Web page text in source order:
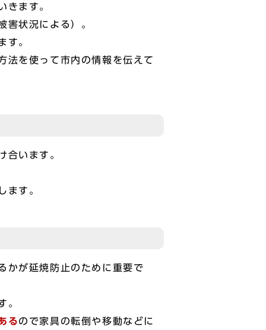
きます。
害状況による）。
す。
法を使って市内の情報を伝えて
合います。
ます。
かが延焼防止のために重要で
。
るので家具の転倒や移動などに